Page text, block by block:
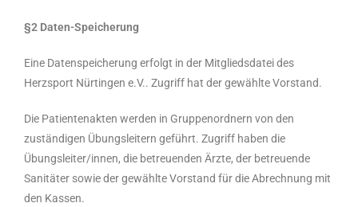
§2 Daten-Speicherung
Eine Datenspeicherung erfolgt in der Mitgliedsdatei des
Herzsport Nürtingen e.V.. Zugriff hat der gewählte Vorstand.
Die Patientenakten werden in Gruppenordnern von den
zuständigen Übungsleitern geführt. Zugriff haben die
Übungsleiter/innen, die betreuenden Ärzte, der betreuende
Sanitäter sowie der gewählte Vorstand für die Abrechnung mit
den Kassen.